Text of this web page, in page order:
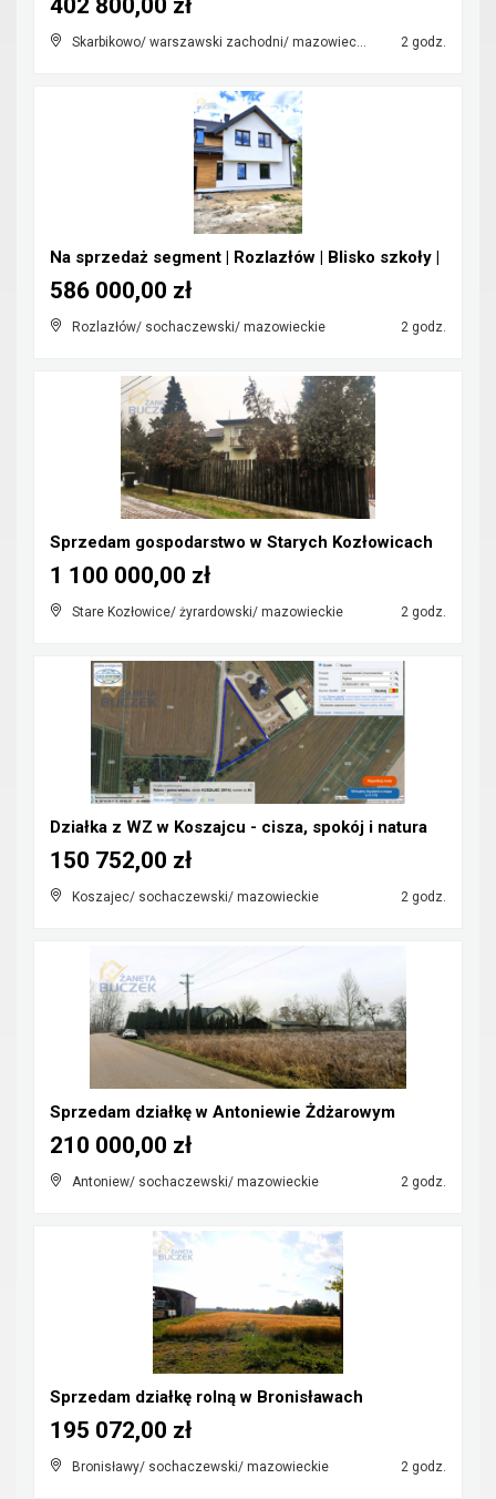
Skarbikowo/ warszawski zachodni/ mazowieckie 2 godz.
402 800,00 zł
Na sprzedaż segment | Rozlazłów | Blisko szkoły |
Rozlazłów/ sochaczewski/ mazowieckie 2 godz.
586 000,00 zł
Sprzedam gospodarstwo w Starych Kozłowicach
Stare Kozłowice/ żyrardowski/ mazowieckie 2 godz.
1 100 000,00 zł
Działka z WZ w Koszajcu - cisza, spokój i natura
Koszajec/ sochaczewski/ mazowieckie 2 godz.
150 752,00 zł
Sprzedam działkę w Antoniewie Żdżarowym
Antoniew/ sochaczewski/ mazowieckie 2 godz.
210 000,00 zł
Sprzedam działkę rolną w Bronisławach
Bronisławy/ sochaczewski/ mazowieckie 2 godz.
195 072,00 zł